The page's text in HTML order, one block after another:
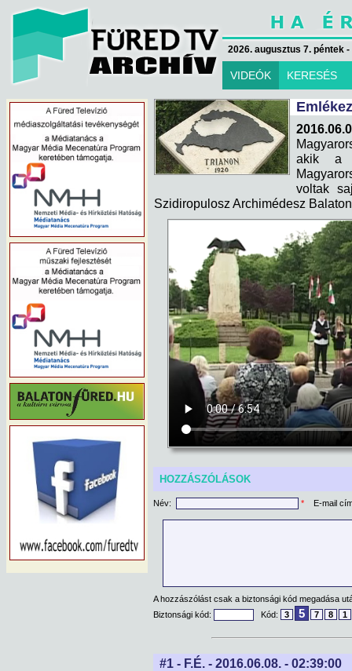
2026. augusztus 7. péntek
VIDEÓK KERESÉS
akik a
voltak
Szidiropulosz Archimédesz
HOZZÁSZÓLÁSOK
Név: * E-mail
A hozzászólást csak a biztonsági kód megadása
Biztonsági kód:
Kód: 3 5 7 8 1
#1 - F.É. - 2016.06.08. - 02:39:00